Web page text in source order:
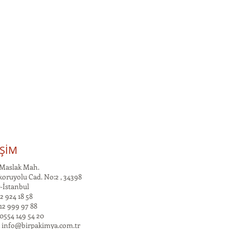
Mah.
Cad. No:2 , 34398
İstanbul
924 18 58
999 97 88
0554 149 54 20
info@birpakimya.com.tr